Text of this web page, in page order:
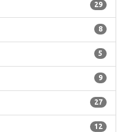
29
8
5
9
27
12